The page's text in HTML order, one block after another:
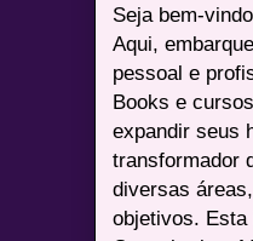
Seja bem-
Aqui,
pessoal e
Books e
expandir seus
transformador
diversas
objetivos.